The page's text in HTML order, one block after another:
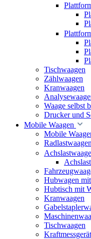
Tischwaagen
Zählwaagen
Kranwaagen
Waage selbst
Drucker und
Mobile Waagen
Mobile
Radlastwaagen
Hubwagen
Hubtisch mit
Kranwaagen
Tischwaagen